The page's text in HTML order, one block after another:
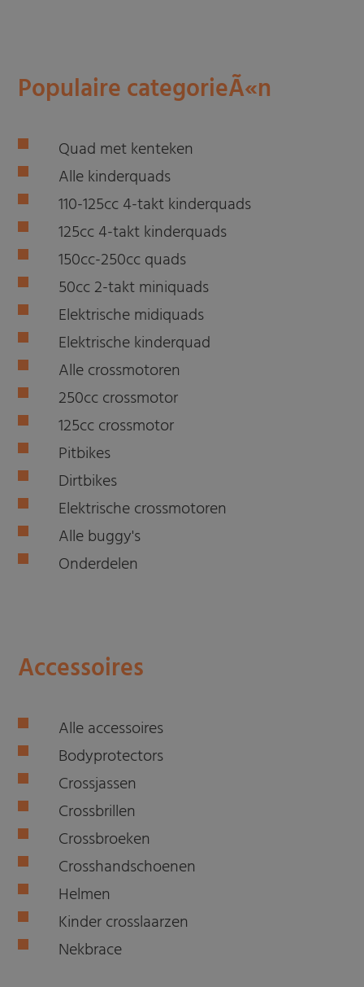
Populaire categorieÃ«n
Quad met kenteken
Alle kinderquads
110-125cc 4-takt kinderquads
125cc 4-takt kinderquads
150cc-250cc quads
50cc 2-takt miniquads
Elektrische midiquads
Elektrische kinderquad
Alle crossmotoren
250cc crossmotor
125cc crossmotor
Pitbikes
Dirtbikes
Elektrische crossmotoren
Alle buggy's
Onderdelen
Accessoires
Alle accessoires
Bodyprotectors
Crossjassen
Crossbrillen
Crossbroeken
Crosshandschoenen
Helmen
Kinder crosslaarzen
Nekbrace